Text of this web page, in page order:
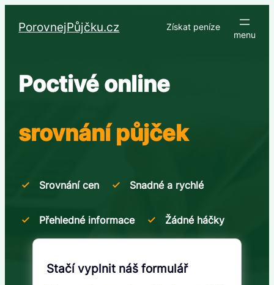
PorovnejPůjčku.cz Získat peníze
Poctivé online
srovnání půjček
Srovnání cen Snadné a rychlé
Přehledné informace Žádné háčky
Stačí vyplnit náš formulář